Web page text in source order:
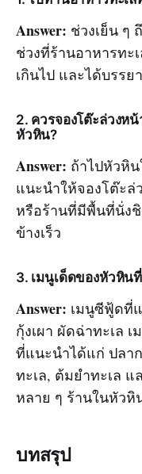
Answer: ช่วงเย็น ๆ
ช่วงที่ร้านอาหารทะ
เกินไป และได้บรรย
2. ควรจองโต๊ะล่วงห
หัวหิน?
Answer: ถ้าไปหัวหิ
แนะนำให้จองโต๊ะล่
หรือร้านที่มีพื้นที่นั่งชิ
ข้างเร็ว
3. เมนูเด็ดของหัวหิน
Answer: เมนูซีฟู้ดที่
กุ้งเผา ผัดฉ่าทะเล
ที่แนะนำได้แก่ ปลา
ทะเล, ต้มยำทะเล
หลาย ๆ ร้านในหัว
บทสรุป